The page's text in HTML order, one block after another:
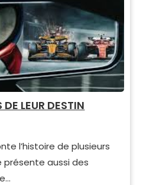
LEUR DESTIN
l’histoire de plusieurs
présente aussi des